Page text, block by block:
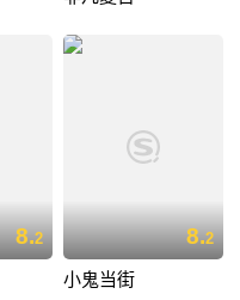
8.2 8.2
小鬼当街